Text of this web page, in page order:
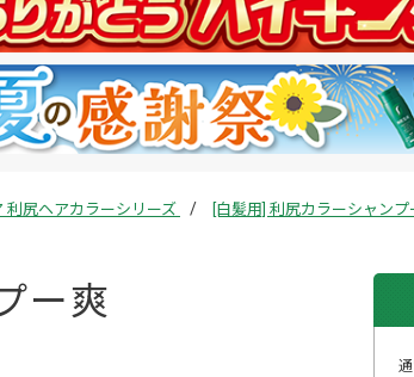
利尻ヘアカラーシリーズ
[白髪用] 利尻カラーシャン
ー爽